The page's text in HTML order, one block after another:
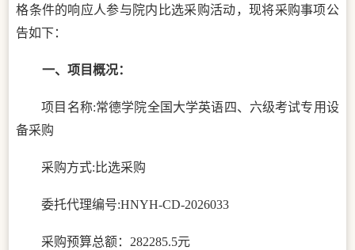
格条件的响应人参与院内比选采购活动，现将采购事项公
告如下：
一、项目概况：
项目名称:常德学院全国大学英语四、六级考试专用设
备采购
采购方式:比选采购
委托代理编号:HNYH-CD-2026033
采购预算总额： 282285.5元